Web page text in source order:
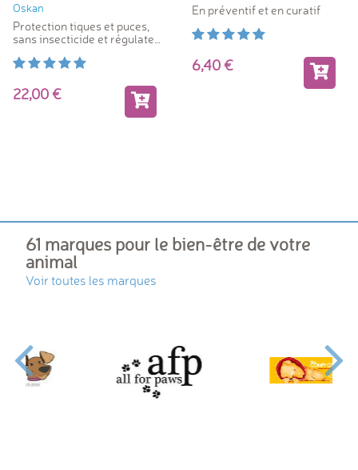
Oskan
Protection tiques et puces,
sans insecticide et régulateur
22,00
En préventif et en curatif
6,40
61 marques pour le bien-être de votre
animal
Voir toutes les marques